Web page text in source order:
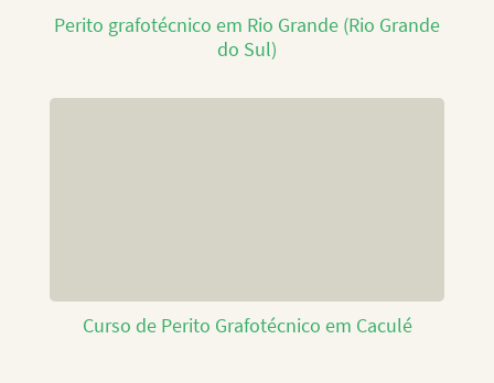
Perito grafotécnico em Rio Grande (Rio Grande
do Sul)
Curso de Perito Grafotécnico em Caculé